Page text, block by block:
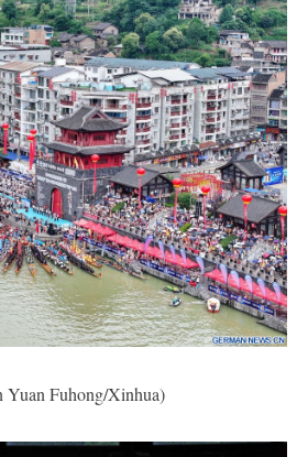
Yuan Fuhong/Xinhua)